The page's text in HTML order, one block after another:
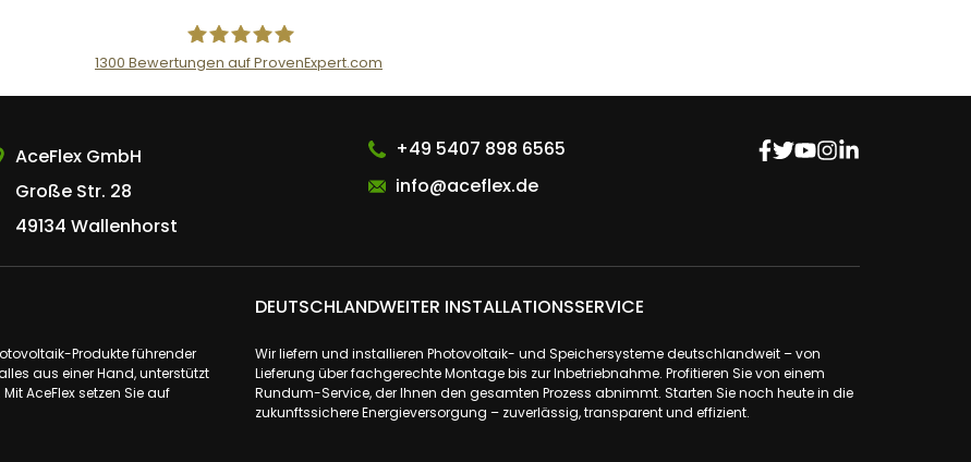
AceFlex GmbH
1300 Bewertungen auf ProvenExpert.com
AceFlex GmbH
Große Str. 28
49134 Wallenhorst
+49 5407 898 6565
info@aceflex.de
Produkte führender
aus einer Hand, unterstützt
AceFlex setzen Sie auf
DEUTSCHLANDWEITER INSTALLATIONSSERVICE
Wir liefern und installieren Photovoltaik- und Speichersysteme deutschlandweit – von
Lieferung über fachgerechte Montage bis zur Inbetriebnahme. Profitieren Sie von einem
Rundum-Service, der Ihnen den gesamten Prozess abnimmt. Starten Sie noch heute in die
zukunftssichere Energieversorgung – zuverlässig, transparent und effizient.